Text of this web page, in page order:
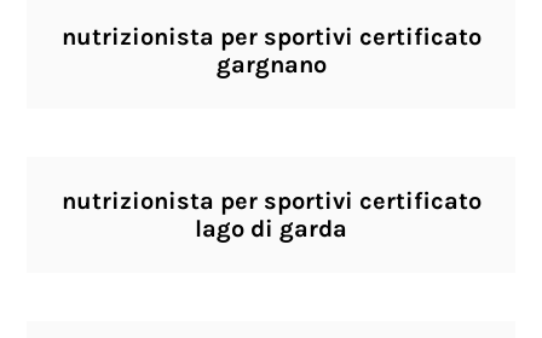
nutrizionista per sportivi certificato
gargnano
nutrizionista per sportivi certificato
lago di garda